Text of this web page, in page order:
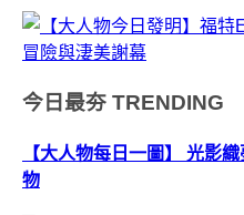
今日最夯 TRENDING
【大人物每日一圖】 光影
物